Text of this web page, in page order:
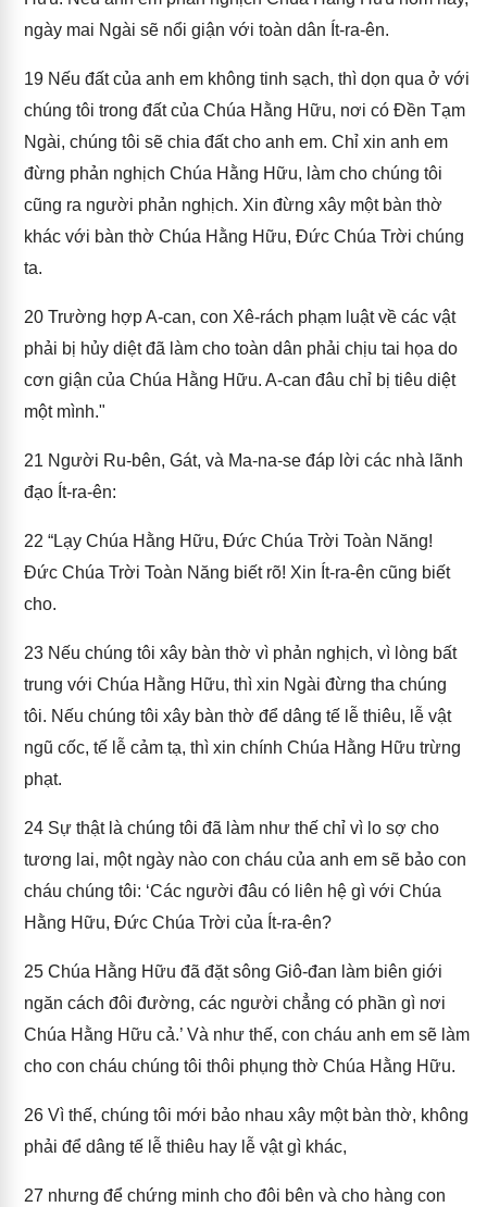
ngày mai Ngài sẽ nổi giận với toàn dân Ít-ra-ên.
19 Nếu đất của anh em không tinh sạch, thì dọn qua ở với
chúng tôi trong đất của Chúa Hằng Hữu, nơi có Đền Tạm
Ngài, chúng tôi sẽ chia đất cho anh em. Chỉ xin anh em
đừng phản nghịch Chúa Hằng Hữu, làm cho chúng tôi
cũng ra người phản nghịch. Xin đừng xây một bàn thờ
khác với bàn thờ Chúa Hằng Hữu, Đức Chúa Trời chúng
ta.
20 Trường hợp A-can, con Xê-rách phạm luật về các vật
phải bị hủy diệt đã làm cho toàn dân phải chịu tai họa do
cơn giận của Chúa Hằng Hữu. A-can đâu chỉ bị tiêu diệt
một mình."
21 Người Ru-bên, Gát, và Ma-na-se đáp lời các nhà lãnh
đạo Ít-ra-ên:
22 “Lạy Chúa Hằng Hữu, Đức Chúa Trời Toàn Năng!
Đức Chúa Trời Toàn Năng biết rõ! Xin Ít-ra-ên cũng biết
cho.
23 Nếu chúng tôi xây bàn thờ vì phản nghịch, vì lòng bất
trung với Chúa Hằng Hữu, thì xin Ngài đừng tha chúng
tôi. Nếu chúng tôi xây bàn thờ để dâng tế lễ thiêu, lễ vật
ngũ cốc, tế lễ cảm tạ, thì xin chính Chúa Hằng Hữu trừng
phạt.
24 Sự thật là chúng tôi đã làm như thế chỉ vì lo sợ cho
tương lai, một ngày nào con cháu của anh em sẽ bảo con
cháu chúng tôi: ‘Các người đâu có liên hệ gì với Chúa
Hằng Hữu, Đức Chúa Trời của Ít-ra-ên?
25 Chúa Hằng Hữu đã đặt sông Giô-đan làm biên giới
ngăn cách đôi đường, các người chẳng có phần gì nơi
Chúa Hằng Hữu cả.’ Và như thế, con cháu anh em sẽ làm
cho con cháu chúng tôi thôi phụng thờ Chúa Hằng Hữu.
26 Vì thế, chúng tôi mới bảo nhau xây một bàn thờ, không
phải để dâng tế lễ thiêu hay lễ vật gì khác,
27 nhưng để chứng minh cho đôi bên và cho hàng con